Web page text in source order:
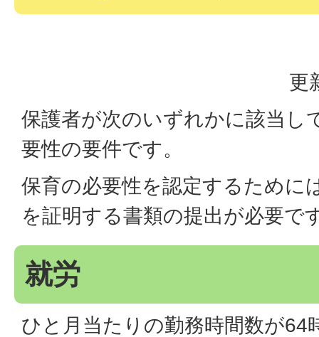
更
保護者が次のいずれかに該当し
要性の要件です。
保育の必要性を認定するために
を証明する書類の提出が必要で
就労
ひと月当たりの勤務時間数が64